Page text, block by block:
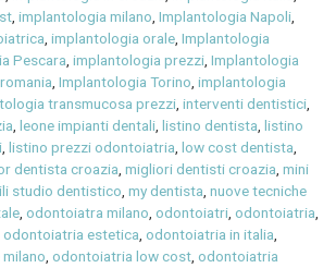
,implantologia milano ,Implantologia Napoli
,implantologia orale ,Implantologia
Pescara ,implantologia prezzi ,Implantologia
,Implantologia Torino ,implantologia
transmucosa prezzi ,interventi dentistici
,leone impianti dentali ,listino dentista ,listino
,listino prezzi odontoiatria ,low cost dentista
dentista croazia ,migliori dentisti croazia ,mini
studio dentistico ,my dentista ,nuove tecniche
,odontoiatra milano ,odontoiatri ,odontoiatria
,odontoiatria estetica ,odontoiatria in italia
,odontoiatria low cost ,odontoiatria